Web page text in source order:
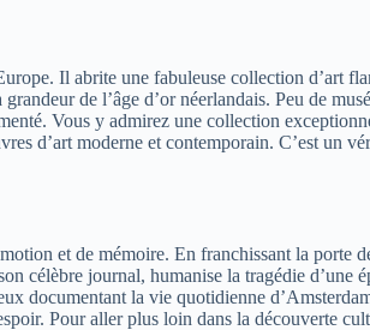
Il abrite une fabuleuse collection d’art
de l’âge d’or néerlandais. Peu de
Vous y admirez une collection
d’art moderne et contemporain. C’est un
et de mémoire. En franchissant la porte
célèbre journal, humanise la tragédie
documentant la vie quotidienne
Pour aller plus loin dans la découverte